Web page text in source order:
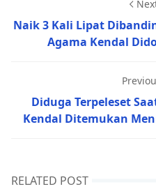
Naik 3 Kali Lipat
Agama Kendal
Diduga Terpeleset
Kendal Ditemukan
RELATED POST